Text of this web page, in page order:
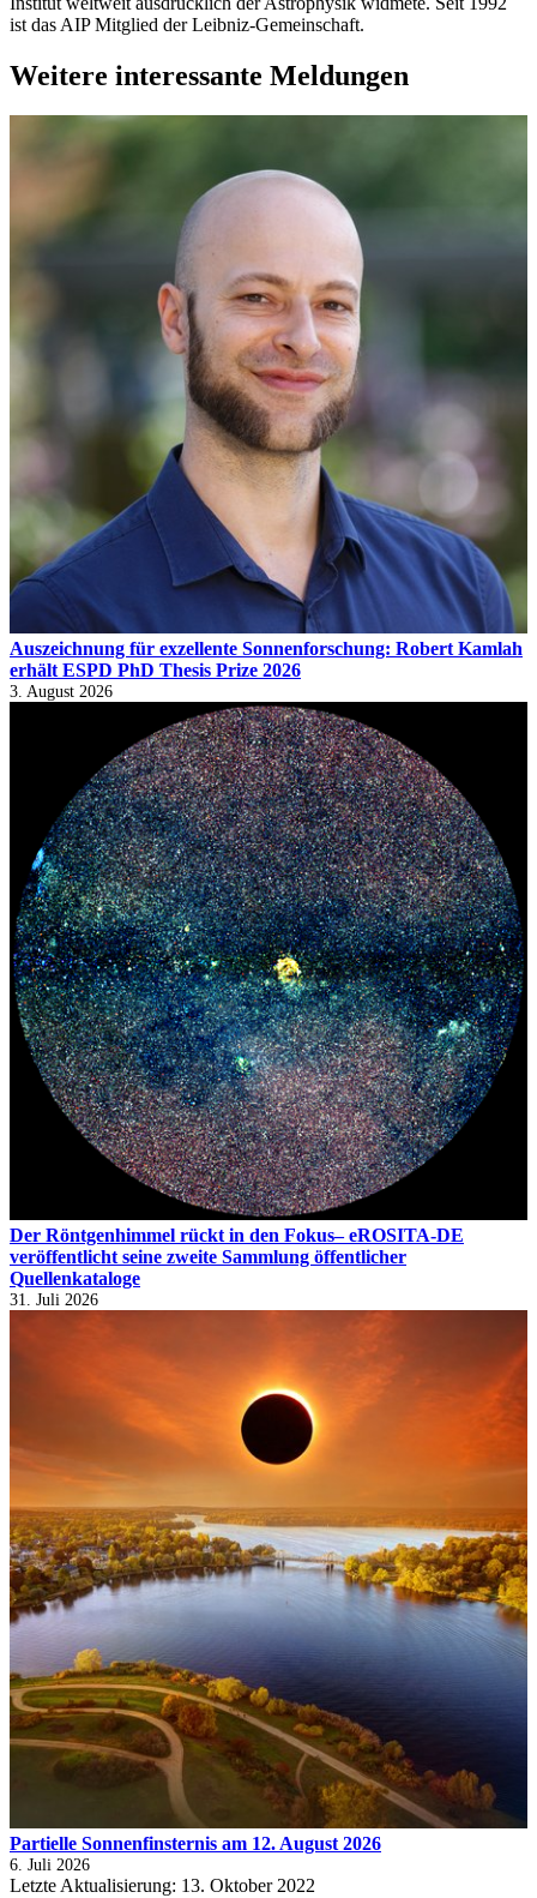
ist das AIP Mitglied der Leibniz-Gemeinschaft.
Weitere interessante Meldungen
Auszeichnung für exzellente Sonnenforschung: Robert Kamlah
erhält ESPD PhD Thesis Prize 2026
3. August 2026
Der Röntgenhimmel rückt in den Fokus– eROSITA-DE
veröffentlicht seine zweite Sammlung öffentlicher
Quellenkataloge
31. Juli 2026
Partielle Sonnenfinsternis am 12. August 2026
6. Juli 2026
Letzte Aktualisierung: 13. Oktober 2022